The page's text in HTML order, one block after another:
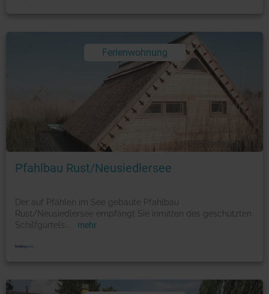
Ferienwohnung
Foto: © booking.com
Pfahlbau Rust/Neusiedlersee
Der auf Pfählen im See gebaute Pfahlbau
Rust/Neusiedlersee empfängt Sie inmitten des geschützten
Schilfgürtels
mehr